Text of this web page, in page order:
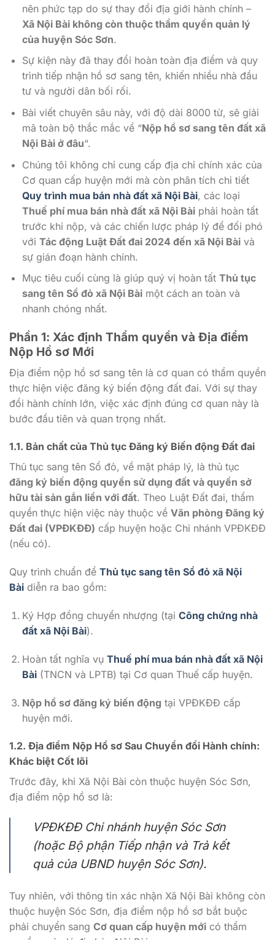
nên phức tạp do sự thay đổi địa giới hành chính –
Xã Nội Bài không còn thuộc thẩm quyền quản lý
của huyện Sóc Sơn.
Sự kiện này đã thay đổi hoàn toàn địa điểm và quy
trình tiếp nhận hồ sơ sang tên, khiến nhiều nhà đầu
tư và người dân bối rối.
Bài viết chuyên sâu này, với độ dài 8000 từ, sẽ giải
mã toàn bộ thắc mắc về “Nộp hồ sơ sang tên đất xã
Nội Bài ở đâu“.
Chúng tôi không chỉ cung cấp địa chỉ chính xác của
Cơ quan cấp huyện mới mà còn phân tích chi tiết
Quy trình mua bán nhà đất xã Nội Bài, các loại
Thuế phí mua bán nhà đất xã Nội Bàiphải hoàn tất
trước khi nộp, và các chiến lược pháp lý để đối phó
với Tác động Luật Đất đai 2024 đến xã Nội Bàivà
sự gián đoạn hành chính.
Mục tiêu cuối cùng là giúp quý vị hoàn tất Thủ tục
sang tên Sổ đỏ xã Nội Bàimột cách an toàn và
nhanh chóng nhất.
Phần 1: Xác định Thẩm quyền và Địa điểm
Nộp Hồ sơ Mới
Địa điểm nộp hồ sơ sang tên là cơ quan có thẩm quyền
thực hiện việc đăng ký biến động đất đai. Với sự thay
đổi hành chính lớn, việc xác định đúng cơ quan này là
bước đầu tiên và quan trọng nhất.
1.1. Bản chất của Thủ tục Đăng ký Biến động Đất đai
Thủ tục sang tên Sổ đỏ, về mặt pháp lý, là thủ tục
đăng ký biến động quyền sử dụng đất và quyền sở
hữu tài sản gắn liền với đất. Theo Luật Đất đai, thẩm
quyền thực hiện việc này thuộc về Văn phòng Đăng ký
Đất đai (VPĐKĐĐ) cấp huyện hoặc Chi nhánh VPĐKĐĐ
(nếu có).
Quy trình chuẩn để Thủ tục sang tên Sổ đỏ xã Nội
Bài diễn ra bao gồm:
Ký Hợp đồng chuyển nhượng (tại Công chứng nhà
đất xã Nội Bài).
Hoàn tất nghĩa vụ Thuế phí mua bán nhà đất xã Nội
Bài(TNCN và LPTB) tại Cơ quan Thuế cấp huyện.
Nộp hồ sơ đăng ký biến động tại VPĐKĐĐ cấp
huyện mới.
1.2. Địa điểm Nộp Hồ sơ Sau Chuyển đổi Hành chính:
Khác biệt Cốt lõi
Trước đây, khi Xã Nội Bài còn thuộc huyện Sóc Sơn,
địa điểm nộp hồ sơ là:
VPĐKĐĐ Chi nhánh huyện Sóc Sơn
(hoặc Bộ phận Tiếp nhận và Trả kết
quả của UBND huyện Sóc Sơn).
Tuy nhiên, với thông tin xác nhận Xã Nội Bài không còn
thuộc huyện Sóc Sơn, địa điểm nộp hồ sơ bắt buộc
phải chuyển sang Cơ quan cấp huyện mới có thẩm